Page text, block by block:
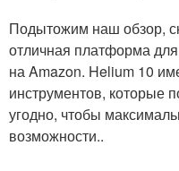
Подытожим наш обзор,
отличная платформа
на Amazon. Helium 10
инструментов, которые
угодно, чтобы
возможности..